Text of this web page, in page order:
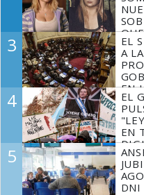
3
EL
A
EN
4
EL
EN
5
DNI